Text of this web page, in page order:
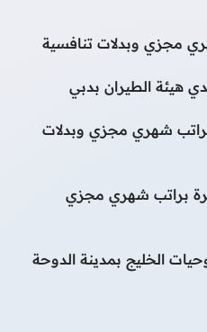
مجزي وبدلات تنافسية
هيئة الطيران بدبي
شهري مجزي وبدلات
براتب شهري مجزي
الخليج بمدينة الدوحة